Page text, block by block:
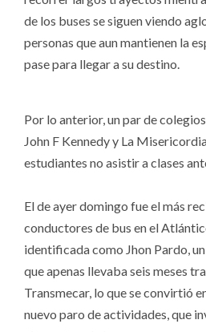
de los buses se siguen viendo
personas que aun mantienen la
pase para llegar a su destino.
Por lo anterior, un par de
John F Kennedy y La
estudiantes no asistir a clases
El de ayer domingo fue el más
conductores de bus en el
identificada como Jhon Pardo,
que apenas llevaba seis meses
Transmecar, lo que se convirtió
nuevo paro de actividades, que